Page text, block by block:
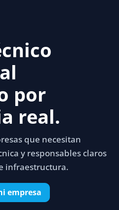
por
real.
que necesitan
y responsables claros
infraestructura.
empresa